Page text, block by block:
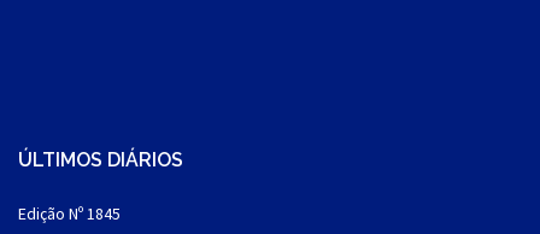
ÚLTIMOS DIÁRIOS
Edição Nº 1845